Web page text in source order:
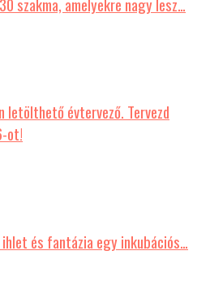
szakma, amelyekre nagy lesz…
letölthető évtervező. Tervezd
ot!
és fantázia egy inkubációs…